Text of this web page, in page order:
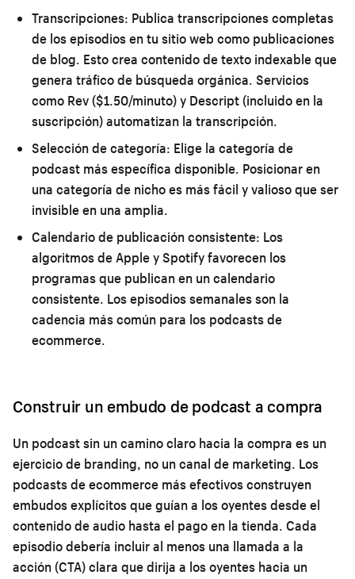
Transcripciones: Publica transcripciones completas
de los episodios en tu sitio web como publicaciones
de blog. Esto crea contenido de texto indexable que
genera tráfico de búsqueda orgánica. Servicios
como Rev ($1.50/minuto) y Descript (incluido en la
suscripción) automatizan la transcripción.
Selección de categoría: Elige la categoría de
podcast más específica disponible. Posicionar en
una categoría de nicho es más fácil y valioso que ser
invisible en una amplia.
Calendario de publicación consistente: Los
algoritmos de Apple y Spotify favorecen los
programas que publican en un calendario
consistente. Los episodios semanales son la
cadencia más común para los podcasts de
ecommerce.
Construir un embudo de podcast a compra
Un podcast sin un camino claro hacia la compra es un
ejercicio de branding, no un canal de marketing. Los
podcasts de ecommerce más efectivos construyen
embudos explícitos que guían a los oyentes desde el
contenido de audio hasta el pago en la tienda. Cada
episodio debería incluir al menos una llamada a la
acción (CTA) clara que dirija a los oyentes hacia un